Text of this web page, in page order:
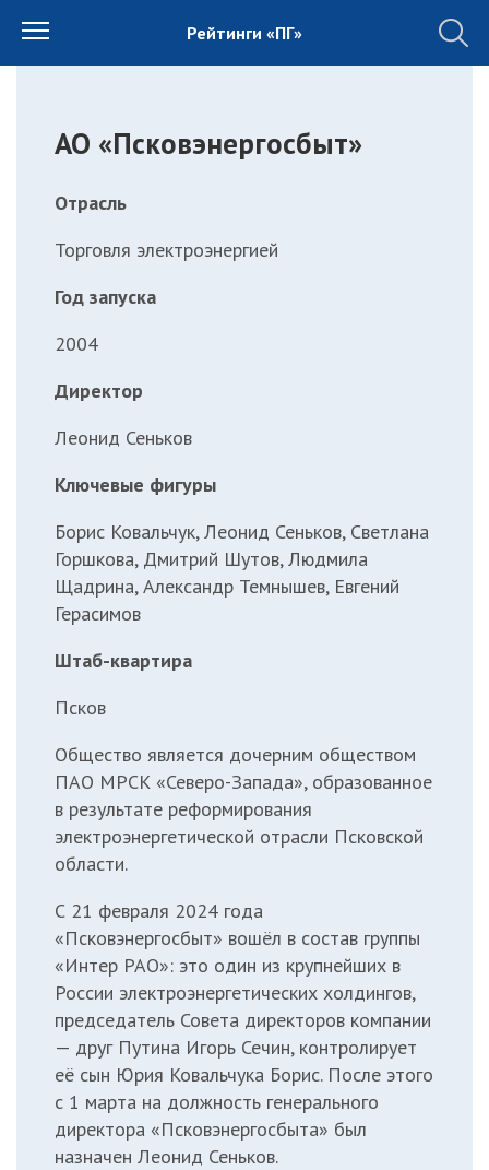
Рейтинги «ПГ»
АО «Псковэнергосбыт»
Отрасль
Торговля электроэнергией
Год запуска
2004
Директор
Леонид Сеньков
Ключевые фигуры
Борис Ковальчук, Леонид Сеньков, Светлана
Горшкова, Дмитрий Шутов, Людмила
Щадрина, Александр Темнышев, Евгений
Герасимов
Штаб-квартира
Псков
Общество является дочерним обществом
ПАО МРСК «Северо-Запада», образованное
в результате реформирования
электроэнергетической отрасли Псковской
области.
С 21 февраля 2024 года
«Псковэнергосбыт» вошёл в состав группы
«Интер РАО»: это один из крупнейших в
России электроэнергетических холдингов,
председатель Совета директоров компании
— друг Путина Игорь Сечин, контролирует
её сын Юрия Ковальчука Борис. После этого
с 1 марта на должность генерального
директора «Псковэнергосбыта» был
назначен Леонид Сеньков.